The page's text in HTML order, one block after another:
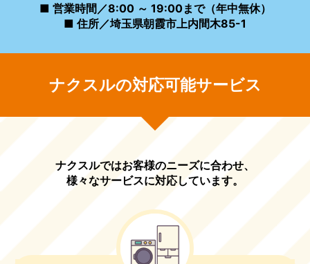
■ 営業時間／8:00 ～ 19:00まで（年中無休）
■ 住所／埼玉県朝霞市上内間木85-1
ナクスルの対応可能サービス
ナクスルではお客様のニーズに合わせ、
様々なサービスに対応しています。